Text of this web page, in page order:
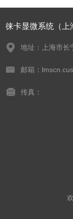
徕卡显微系统（上
地址：上海市长
邮箱：
传真：